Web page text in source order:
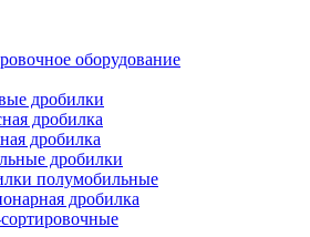
оборудование
дробилки
дробилка
дробилка
дробилки
полумобильные
дробилка